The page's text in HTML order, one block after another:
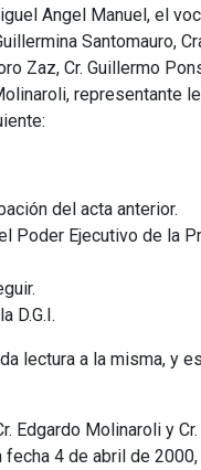
Angel Manuel, el
Santomauro,
Zaz, Cr. Guillermo
representante
del acta anterior.
Poder Ejecutivo de la
D.G.I.
lectura a la misma, y
Edgardo Molinaroli y
fecha 4 de abril de